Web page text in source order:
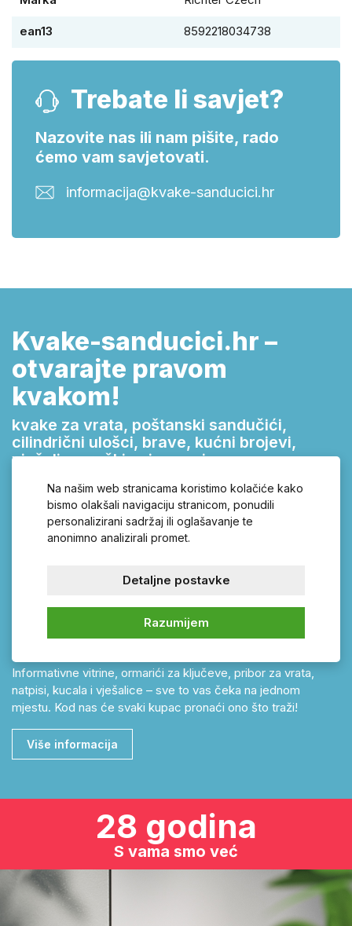
ean13 8592218034738
Trebate li savjet?
Nazovite nas ili nam pišite, rado
ćemo vam savjetovati.
informacija@kvake-sanducici.hr
Kvake-sanducici.hr –
otvarajte pravom
kvakom!
kvake za vrata, poštanski sandučići,
cilindrični ulošci, brave, kućni brojevi,
vješalice, ručkice i zasuni
Širok asortiman kvaka za svaka vrata, uz kvalitetne
sigurnosne brave, pronaći ćete u našoj online trgovini Kvake-
Sanducici.hr. Inox ili plastične kvake, s dugim ili razdijeljenim
vaš dom iz snova. Moderni kućni brojevi u različitim
kvalitetni poštanski sandučići osigurat će sigurnost vaših
pošiljaka. Ne zaboravite ni na zaštitu svojih dragocjenosti –
Informativne vitrine, ormarići za ključeve, pribor za vrata,
natpisi, kucala i vješalice – sve to vas čeka na jednom
mjestu. Kod nas će svaki kupac pronaći ono što traži!
Više informacija
28 godina
S vama smo već
Na našim web stranicama koristimo kolačiće kako
bismo olakšali navigaciju stranicom, ponudili
personalizirani sadržaj ili oglašavanje te
anonimno analizirali promet.
Razumijem
Detaljne postavke